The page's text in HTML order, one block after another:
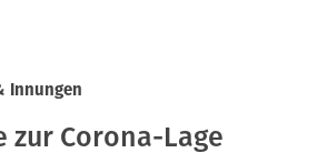
Innungen
zur Corona-Lage